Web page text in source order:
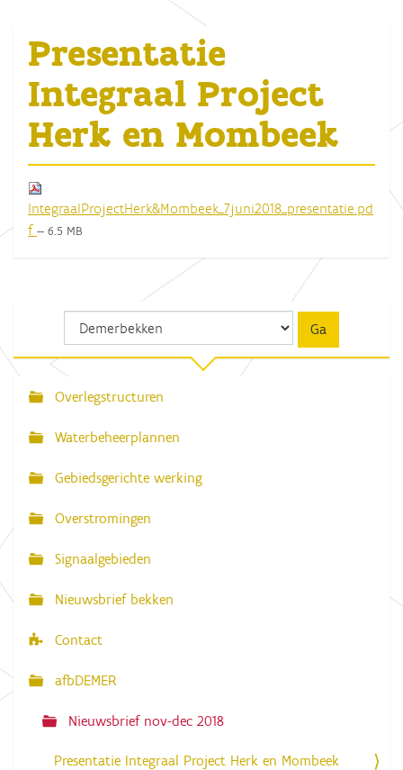
Presentatie
Integraal Project
Herk en Mombeek
IntegraalProjectHerk&Mombeek_7juni2018_presentatie.pd
f — 6.5 MB
N
a
i
g
t
Overlegstructuren
Waterbeheerplannen
Gebiedsgerichte werking
Overstromingen
Signaalgebieden
Nieuwsbrief bekken
Contact
afbDEMER
Nieuwsbrief nov-dec 2018
Presentatie Integraal Project Herk en Mombeek